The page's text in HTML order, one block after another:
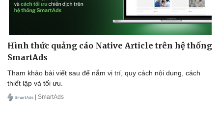
Hình thức quảng cáo Native Article trên hệ thống
SmartAds
Tham khảo bài viết sau để nắm vị trí, quy cách nội dung, cách
thiết lập và tối ưu.
| SmartAds